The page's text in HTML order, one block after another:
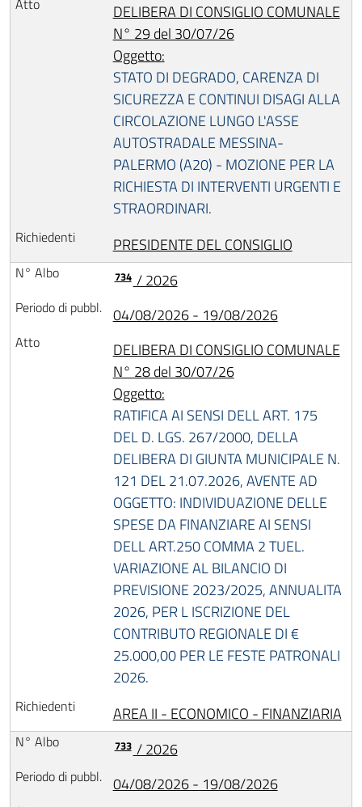
DELIBERA DI CONSIGLIO COMUNALE
N° 29 del 30/07/26
Oggetto:
STATO DI DEGRADO, CARENZA DI
SICUREZZA E CONTINUI DISAGI ALLA
CIRCOLAZIONE LUNGO L'ASSE
AUTOSTRADALE MESSINA-
PALERMO (A20) - MOZIONE PER LA
RICHIESTA DI INTERVENTI URGENTI E
STRAORDINARI.
PRESIDENTE DEL CONSIGLIO
734 / 2026
04/08/2026 - 19/08/2026
DELIBERA DI CONSIGLIO COMUNALE
N° 28 del 30/07/26
Oggetto:
RATIFICA AI SENSI DELL ART. 175
DEL D. LGS. 267/2000, DELLA
DELIBERA DI GIUNTA MUNICIPALE N.
121 DEL 21.07.2026, AVENTE AD
OGGETTO: INDIVIDUAZIONE DELLE
SPESE DA FINANZIARE AI SENSI
DELL ART.250 COMMA 2 TUEL.
VARIAZIONE AL BILANCIO DI
PREVISIONE 2023/2025, ANNUALITA
2026, PER L ISCRIZIONE DEL
CONTRIBUTO REGIONALE DI €
25.000,00 PER LE FESTE PATRONALI
2026.
AREA II - ECONOMICO - FINANZIARIA
733 / 2026
04/08/2026 - 19/08/2026